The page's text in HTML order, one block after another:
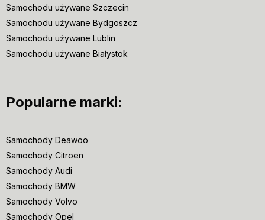
Samochodu używane Szczecin
Samochodu używane Bydgoszcz
Samochodu używane Lublin
Samochodu używane Białystok
Popularne marki:
Samochody Deawoo
Samochody Citroen
Samochody Audi
Samochody BMW
Samochody Volvo
Samochody Opel